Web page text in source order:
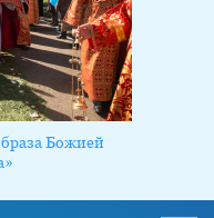
Божией